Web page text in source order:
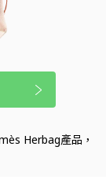
Herbag產品，